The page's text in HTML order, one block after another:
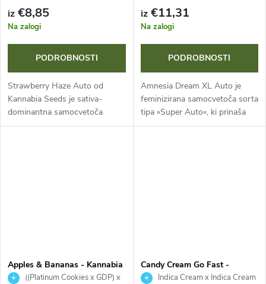
iz €8,85
Na zalogi
PODROBNOSTI
Strawberry Haze Auto od
Kannabia Seeds je sativa-
dominantna samocvetoča
sorta, ki ohranja kakovosti
Haze
iz€11,31
Na zalogi
PODROBNOSTI
Amnesia Dream XL Auto je
feminizirana samocvetoča sorta
tipa »Super Auto«, ki prinaša
legendarno genetiko Amnesia
Apples & Bananas - Kannabia
Seed Company
((Platinum Cookies x GDP) x
Candy Cream Go Fast -
Kannabia Seed Company
Indica Cream x Indica Cream